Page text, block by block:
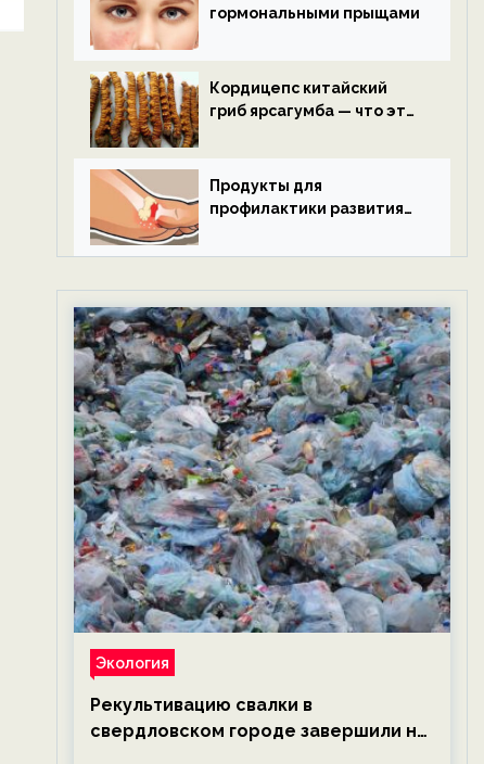
гормональными прыщами
Кордицепс китайский
гриб ярсагумба — что это
Продукты для
профилактики развития
Экология
Рекультивацию свалки в
свердловском городе завершили на